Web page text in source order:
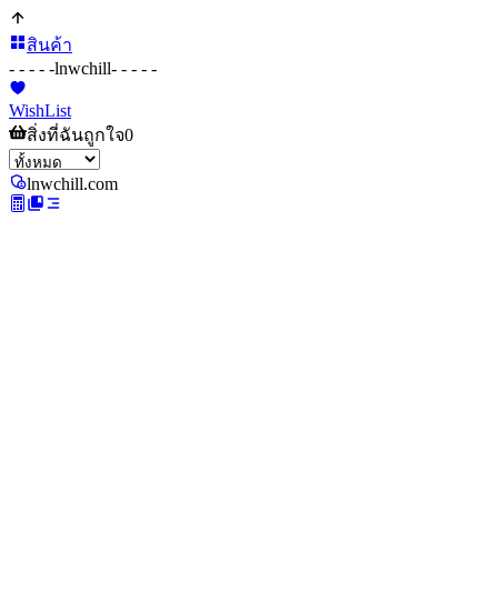
สินค้า
- - - - -lnwchill- - - - -
WishList
สิ่งที่ฉันถูกใจ0
lnwchill.com